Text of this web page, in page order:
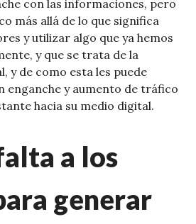
con las informaciones, pero
más allá de lo que significa
y utilizar algo que ya hemos
y que se trata de la
y de como esta les puede
enganche y aumento de tráfico
hacia su medio digital.
a los
generar